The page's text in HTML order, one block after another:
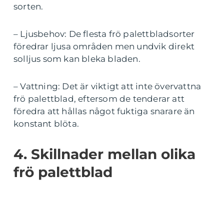
sorten.
– Ljusbehov: De flesta frö palettbladsorter
föredrar ljusa områden men undvik direkt
solljus som kan bleka bladen.
– Vattning: Det är viktigt att inte övervattna
frö palettblad, eftersom de tenderar att
föredra att hållas något fuktiga snarare än
konstant blöta.
4. Skillnader mellan olika
frö palettblad